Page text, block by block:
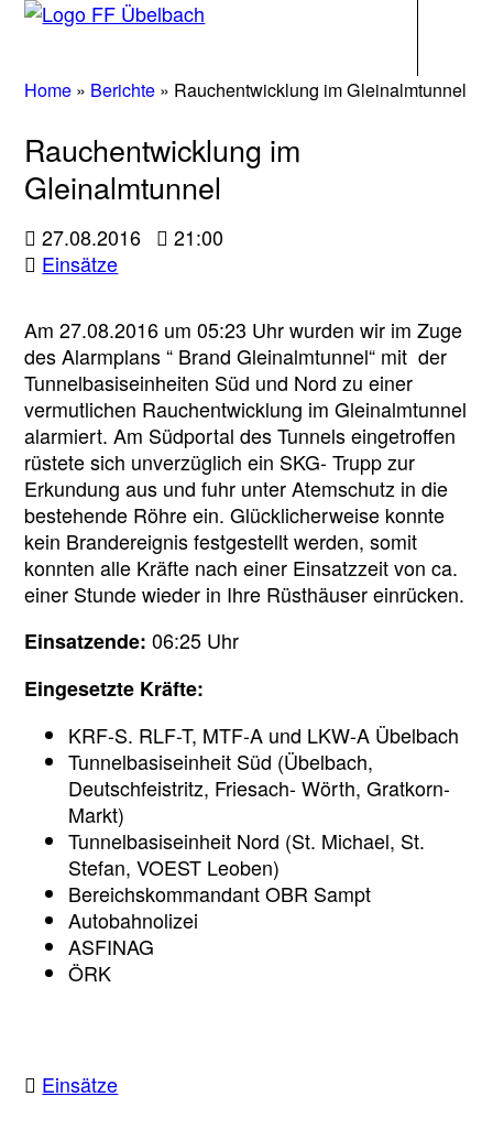
Home » Berichte » Rauchentwicklung im Gleinalmtunnel
Rauchentwicklung im
Gleinalmtunnel
27.08.2016
21:00
Einsätze
Am 27.08.2016 um 05:23 Uhr wurden wir im Zuge
des Alarmplans “ Brand Gleinalmtunnel“ mit der
Tunnelbasiseinheiten Süd und Nord zu einer
vermutlichen Rauchentwicklung im Gleinalmtunnel
alarmiert. Am Südportal des Tunnels eingetroffen
rüstete sich unverzüglich ein SKG- Trupp zur
Erkundung aus und fuhr unter Atemschutz in die
bestehende Röhre ein. Glücklicherweise konnte
kein Brandereignis festgestellt werden, somit
konnten alle Kräfte nach einer Einsatzzeit von ca.
einer Stunde wieder in Ihre Rüsthäuser einrücken.
Einsatzende:06:25 Uhr
Eingesetzte Kräfte:
KRF-S. RLF-T, MTF-A und LKW-A Übelbach
Tunnelbasiseinheit Süd (Übelbach,
Deutschfeistritz, Friesach- Wörth, Gratkorn-
Markt)
Tunnelbasiseinheit Nord (St. Michael, St.
Stefan, VOEST Leoben)
Bereichskommandant OBR Sampt
Autobahnolizei
ASFINAG
ÖRK
Einsätze